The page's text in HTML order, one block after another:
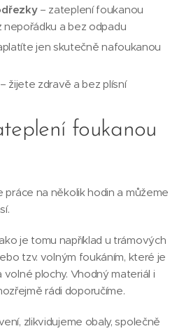
– zateplení foukanou
nepořádku a bez odpadu
jen skutečně nafoukanou
– žijete zdravě a bez plísní
foukanou
na několik hodin a můžeme
je tomu například u trámových
tzv. volným foukáním, které je
plochy. Vhodný materiál i
rádi doporučíme.
zlikvidujeme obaly, společně